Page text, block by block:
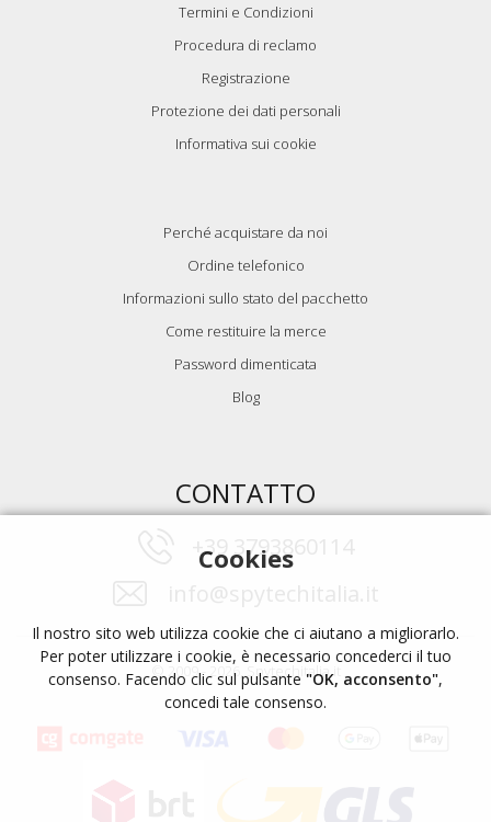
Termini e Condizioni
Procedura di reclamo
Registrazione
Protezione dei dati personali
Informativa sui cookie
Perché acquistare da noi
Ordine telefonico
Informazioni sullo stato del pacchetto
Come restituire la merce
Password dimenticata
Blog
CONTATTO
+39 3793860114
© 2009 - 2026, Spytechitalia.it
Cookies
Il nostro sito web utilizza cookie che ci aiutano a migliorarlo.
Per poter utilizzare i cookie, è necessario concederci il tuo
consenso. Facendo clic sul pulsante "OK, acconsento",
concedi tale consenso.